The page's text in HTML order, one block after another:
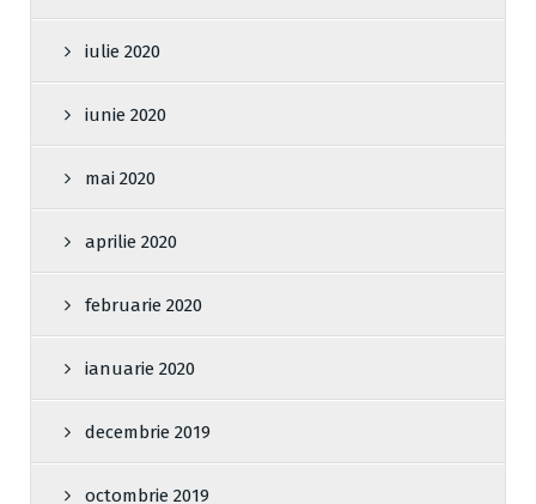
iulie 2020
iunie 2020
mai 2020
aprilie 2020
februarie 2020
ianuarie 2020
decembrie 2019
octombrie 2019